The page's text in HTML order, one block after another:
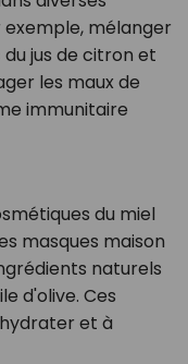
mélanger
jus de citron et
les maux de
immunitaire
du miel
masques maison
naturels
d'olive. Ces
et à